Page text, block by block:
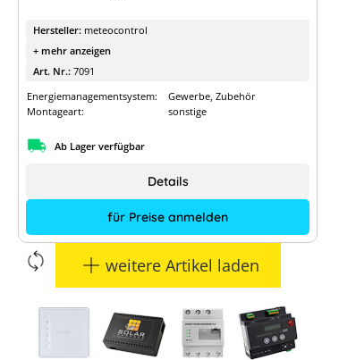
Hersteller: meteocontrol
+ mehr anzeigen
Art. Nr.: 7091
Energiemanagementsystem:
Gewerbe, Zubehör
Montageart:
sonstige
Ab Lager verfügbar
für Preise anmelden
Details
weitere Artikel laden